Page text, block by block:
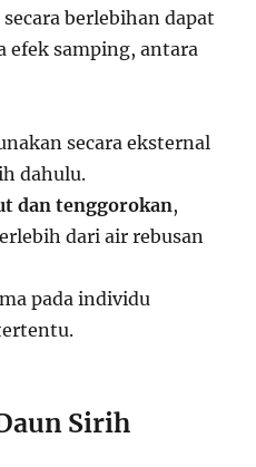
berlebihan dapat
efek samping, antara
secara eksternal
dahulu.
dan tenggorokan,
dari air rebusan
pada individu
Sirih